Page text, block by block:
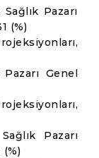
Pazarı
(%)
Genel
Pazarı